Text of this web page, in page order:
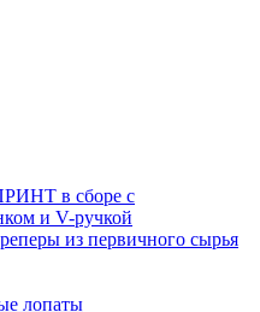
в сборе с
и V-ручкой
из первичного сырья
лопаты